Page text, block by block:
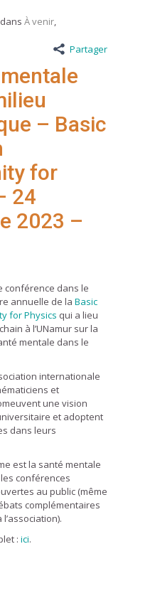
dans À venir,
Partager
– Basic
for
24
2023 –
conférence dans le
annuelle de la Basic
for Physics qui a lieu
à l’UNamur sur la
mentale dans le
internationale
et
une vision
et adoptent
dans leurs
est la santé mentale
conférences
au public (même
complémentaires
: ici.